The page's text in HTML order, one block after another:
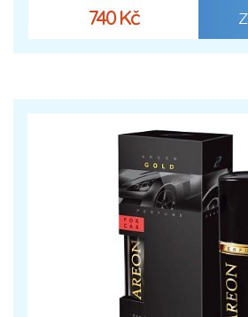
740 Kč